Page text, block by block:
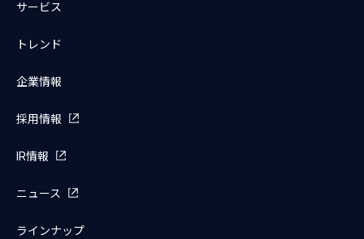
サービス
トレンド
企業情報
採用情報
IR情報
ニュース
ラインナップ